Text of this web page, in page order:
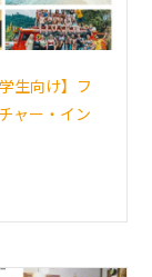
生向け】フ
ャー・イン